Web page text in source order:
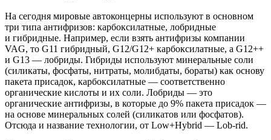
На сегодня мировые автоконцерны используют в основном
три типа антифризов: карбоксилатные, лобридные
и гибридные. Например, если взять антифризы компании
VAG, то G11 гибридный, G12/G12+ карбоксилатные, а G12++
и G13 — лобриды. Гибриды используют минеральные соли
(силикаты, фосфаты, нитраты, молибдаты, бораты) как основу
пакета присадок, карбоксилатные — соответственно
органические кислоты и их соли. Лобриды — это
органические антифризы, в которые до 9% пакета присадок —
на основе минеральных солей (силикатов или фосфатов).
Отсюда и название технологии, от Low+Hybrid — Lob-rid.